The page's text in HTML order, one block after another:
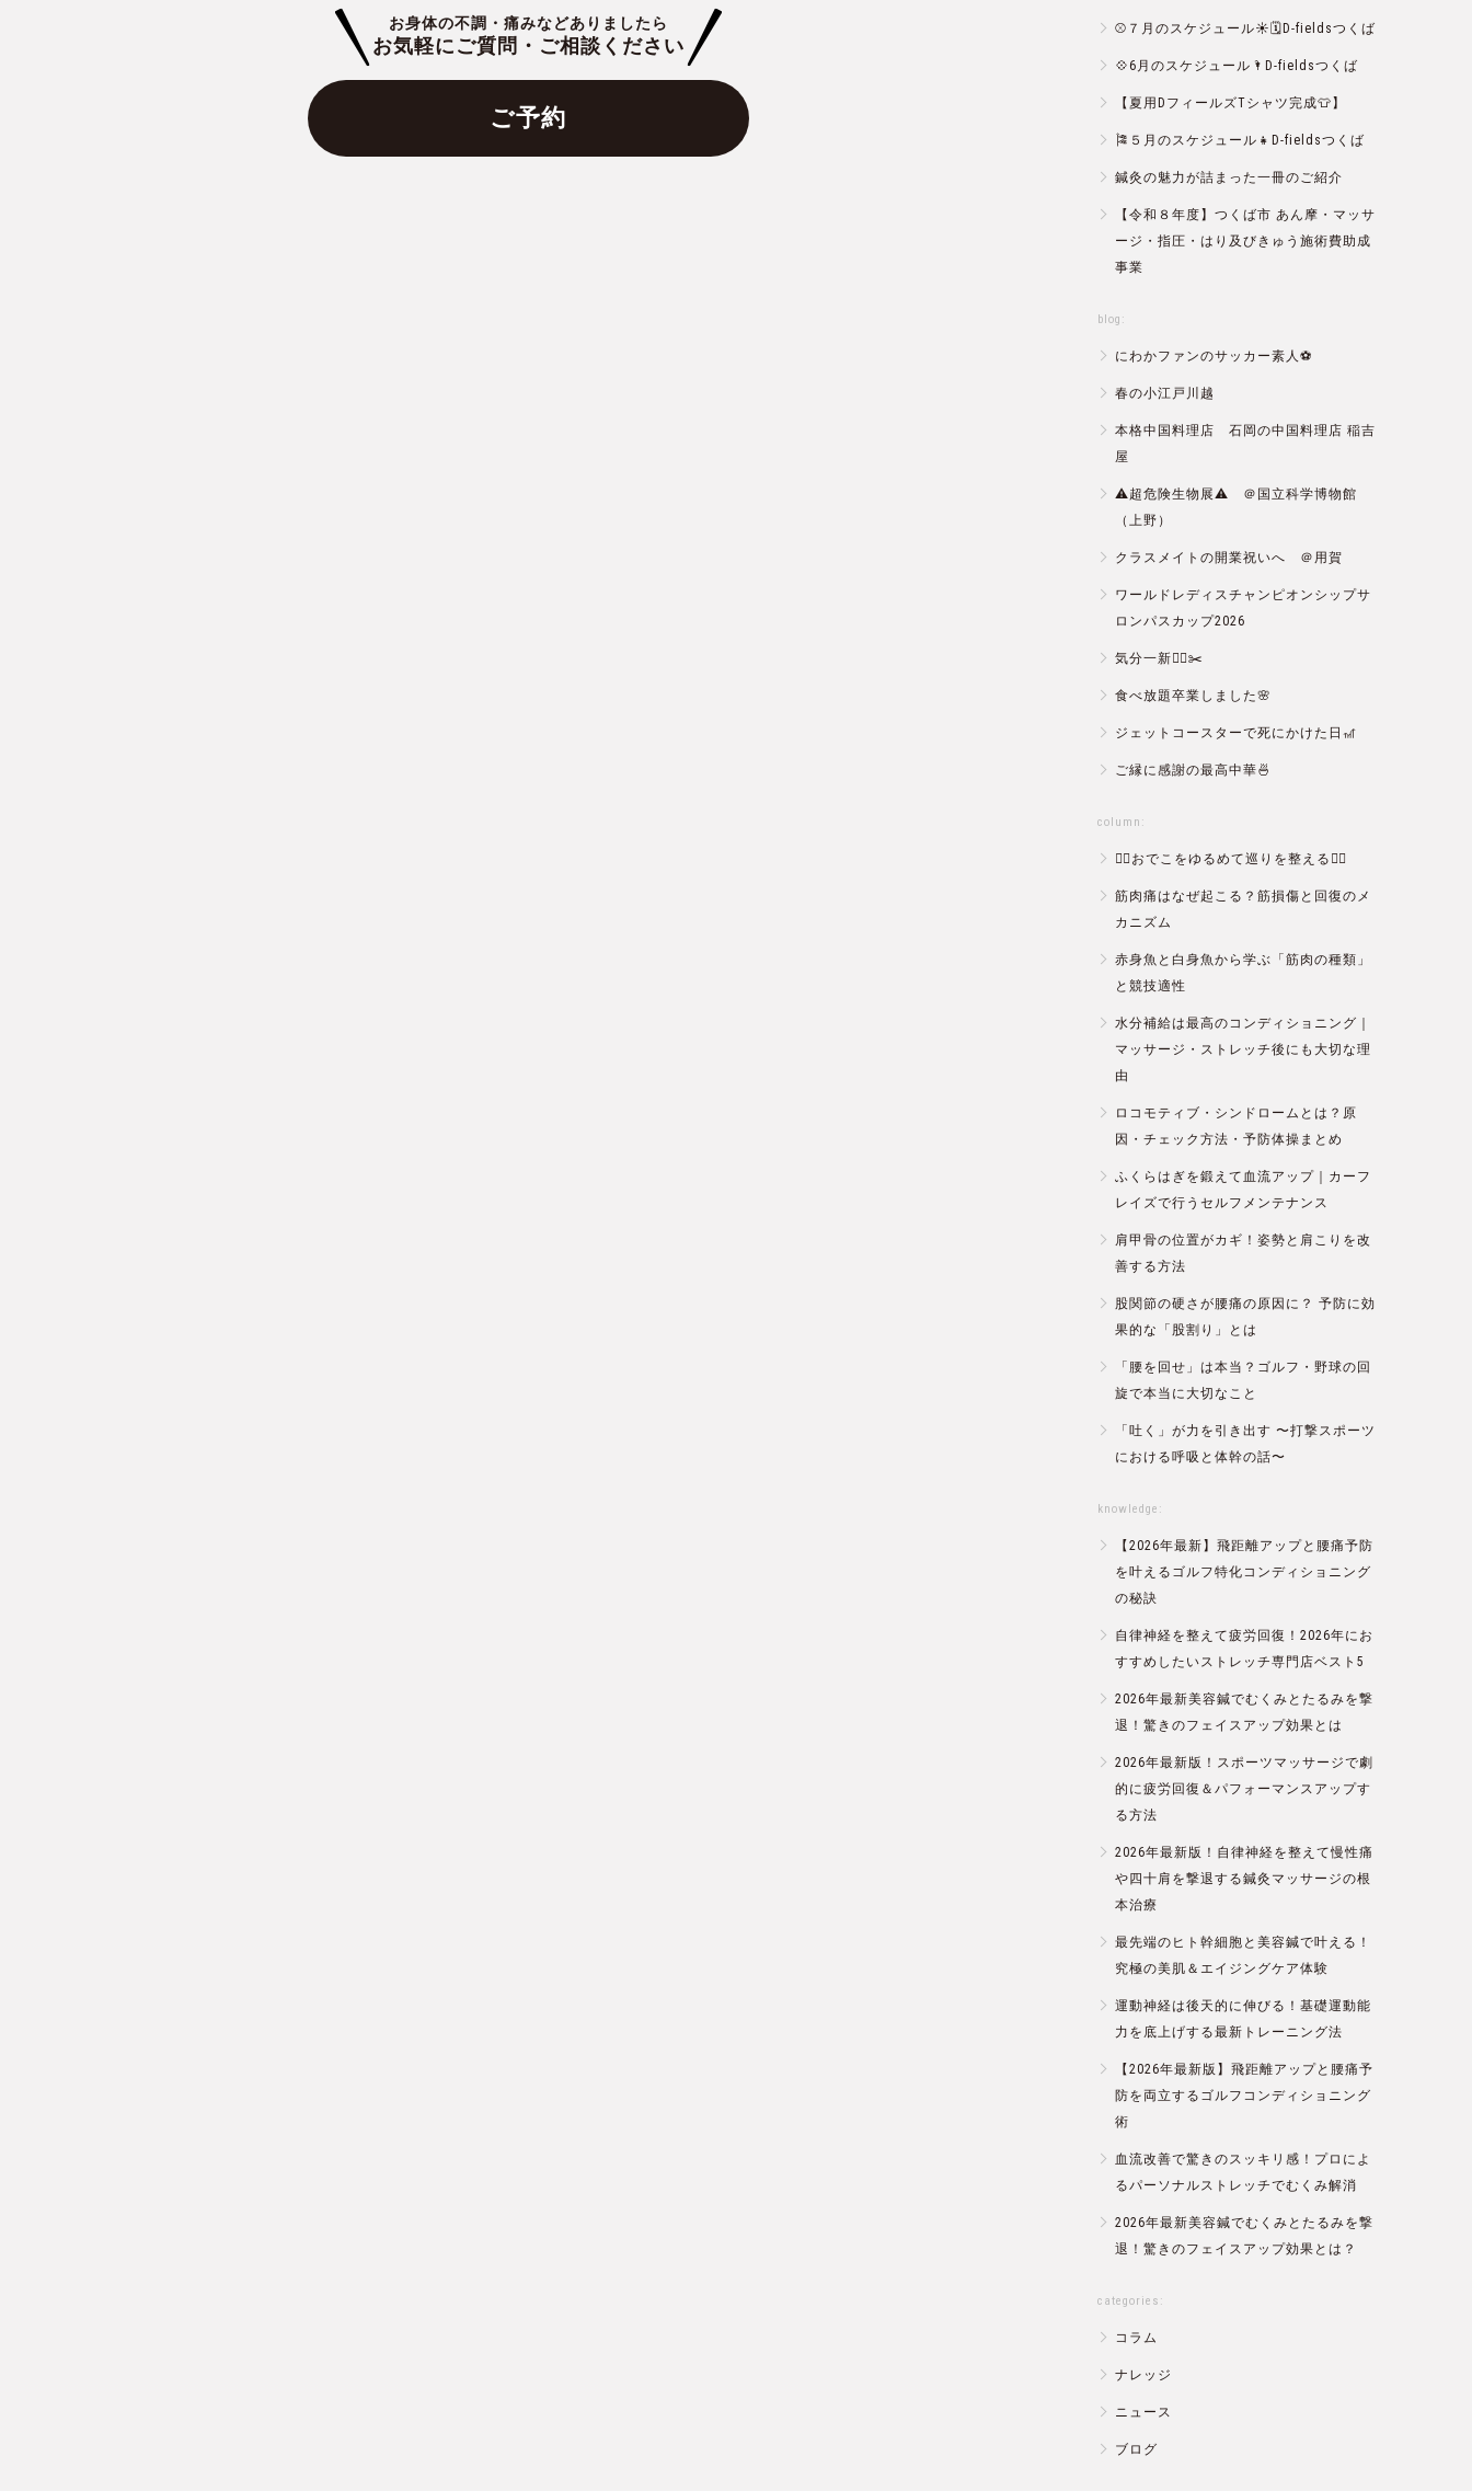
お身体の不調・痛みなどありましたら
お気軽にご質問・ご相談ください
ご予約
⚾️７月のスケジュール☀️🗓D-fieldsつくば
💠6月のスケジュール🌂D-fieldsつくば
【夏用DフィールズTシャツ完成👕】
🎏５月のスケジュール👧D-fieldsつくば
鍼灸の魅力が詰まった一冊のご紹介
【令和８年度】つくば市 あん摩・マッサ
ージ・指圧・はり及びきゅう施術費助成
事業
blog:
にわかファンのサッカー素人⚽️
春の小江戸川越
本格中国料理店 石岡の中国料理店 稲吉
屋
⚠️超危険生物展⚠️ ＠国立科学博物館
（上野）
クラスメイトの開業祝いへ ＠用賀
ワールドレディスチャンピオンシップサ
ロンパスカップ2026
気分一新💇‍♂️✂️
食べ放題卒業しました🌸
ジェットコースターで死にかけた日🎢
ご縁に感謝の最高中華🍜
column:
💆‍♀️おでこをゆるめて巡りを整える💆‍♂️
筋肉痛はなぜ起こる？筋損傷と回復のメ
カニズム
赤身魚と白身魚から学ぶ「筋肉の種類」
と競技適性
水分補給は最高のコンディショニング｜
マッサージ・ストレッチ後にも大切な理
由
ロコモティブ・シンドロームとは？原
因・チェック方法・予防体操まとめ
ふくらはぎを鍛えて血流アップ｜カーフ
レイズで行うセルフメンテナンス
肩甲骨の位置がカギ！姿勢と肩こりを改
善する方法
股関節の硬さが腰痛の原因に？ 予防に効
果的な「股割り」とは
「腰を回せ」は本当？ゴルフ・野球の回
旋で本当に大切なこと
「吐く」が力を引き出す 〜打撃スポーツ
における呼吸と体幹の話〜
knowledge:
【2026年最新】飛距離アップと腰痛予防
を叶えるゴルフ特化コンディショニング
の秘訣
自律神経を整えて疲労回復！2026年にお
すすめしたいストレッチ専門店ベスト5
2026年最新美容鍼でむくみとたるみを撃
退！驚きのフェイスアップ効果とは
2026年最新版！スポーツマッサージで劇
的に疲労回復＆パフォーマンスアップす
る方法
2026年最新版！自律神経を整えて慢性痛
や四十肩を撃退する鍼灸マッサージの根
本治療
最先端のヒト幹細胞と美容鍼で叶える！
究極の美肌＆エイジングケア体験
運動神経は後天的に伸びる！基礎運動能
力を底上げする最新トレーニング法
【2026年最新版】飛距離アップと腰痛予
防を両立するゴルフコンディショニング
術
血流改善で驚きのスッキリ感！プロによ
るパーソナルストレッチでむくみ解消
2026年最新美容鍼でむくみとたるみを撃
退！驚きのフェイスアップ効果とは？
categories:
コラム
ナレッジ
ニュース
ブログ